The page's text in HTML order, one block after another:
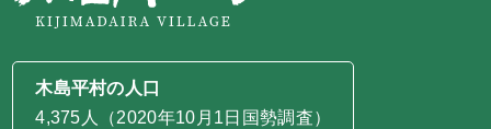
木島平村の人口
4,375人（2020年10月1日国勢調査）